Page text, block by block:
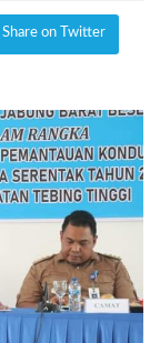
Share on Twitter